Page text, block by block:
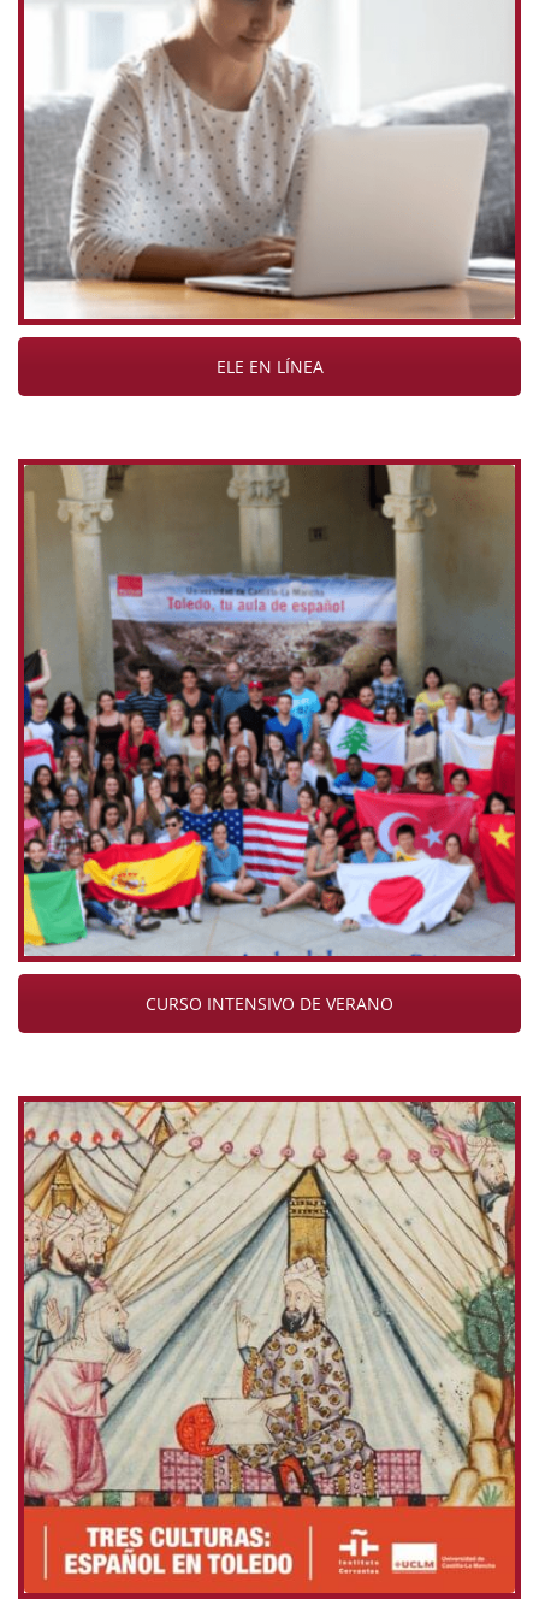
ELE EN LÍNEA
CURSO INTENSIVO DE VERANO